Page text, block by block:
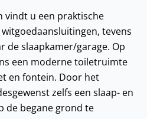
vindt u een praktische
tevens
de slaapkamer/garage. Op
een moderne toiletruimte
en fontein. Door het
zelfs een slaap- en
de begane grond te